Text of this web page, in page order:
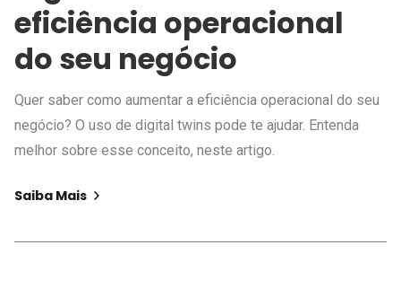
eficiência operacional
do seu negócio
Quer saber como aumentar a eficiência operacional do seu
negócio? O uso de digital twins pode te ajudar. Entenda
melhor sobre esse conceito, neste artigo.
Saiba Mais